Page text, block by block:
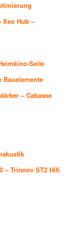
Xeo Hub–
Seite
–Cabasse
–Trinnov ST2 Hifi